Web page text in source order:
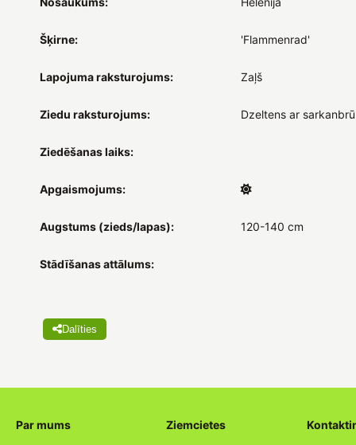
Šķirne: 'Flammenrad'
Lapojuma raksturojums: Zaļš
Ziedu raksturojums: Dzeltens ar
Ziedēšanas laiks:
Apgaismojums:
Augstums (zieds/lapas): 120-140 cm
Stādīšanas attālums:
Dalīties
Par mums Ziemcietes